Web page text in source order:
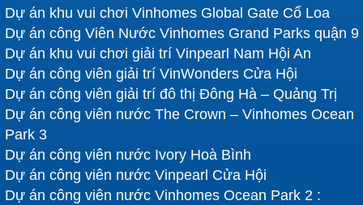
Dự án khu vui chơi Vinhomes Global Gate Cổ Loa
Dự án công Viên Nước Vinhomes Grand Parks quận 9
Dự án khu vui chơi giải trí Vinpearl Nam Hội An
Dự án công viên giải trí VinWonders Cửa Hội
Dự án công viên giải trí đô thị Đông Hà – Quảng Trị
Dự án công viên nước The Crown – Vinhomes Ocean
Park 3
Dự án công viên nước Ivory Hoà Bình
Dự án công viên nước Vinpearl Cửa Hội
Dự án công viên nước Vinhomes Ocean Park 2 :